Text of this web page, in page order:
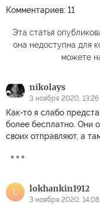
Комментариев: 11
Эта статья
она недоступна для
можете
nikolays
3 ноября 2020, 13:26
Как-то я слабо
более бесплатно. Они
своих отправляют, а
L lokhankin1912
3 ноября 2020, 14:08